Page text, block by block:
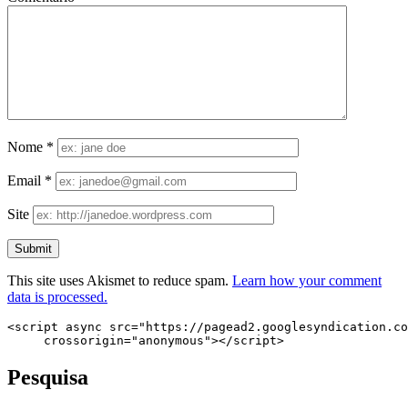
Nome *
Email *
Site
This site uses Akismet to reduce spam. Learn how your comment
data is processed.
<script async src="https://
     crossorigin="anonymous"></script>
Pesquisa